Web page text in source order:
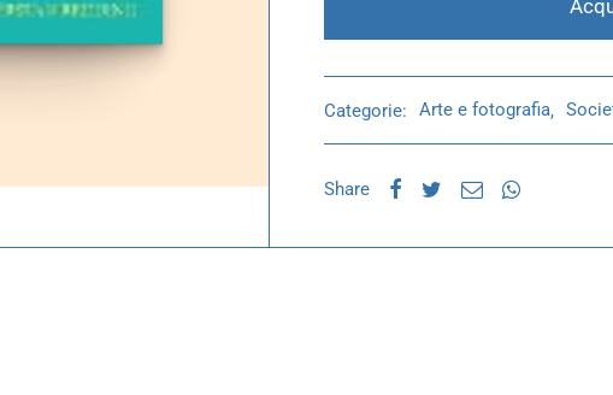
Categorie: Arte e fotografia,
Share